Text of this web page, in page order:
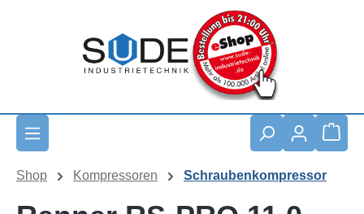
Shop Kompressoren Schraubenkompressor